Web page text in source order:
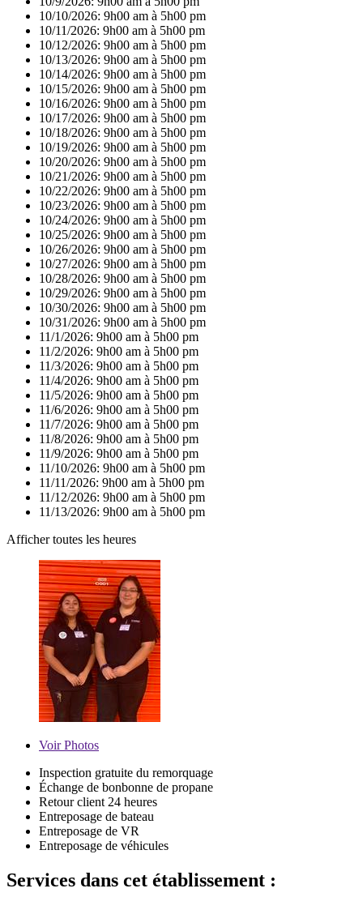
10/10/2026: 9h00 am à 5h00 pm
10/11/2026: 9h00 am à 5h00 pm
10/12/2026: 9h00 am à 5h00 pm
10/13/2026: 9h00 am à 5h00 pm
10/14/2026: 9h00 am à 5h00 pm
10/15/2026: 9h00 am à 5h00 pm
10/16/2026: 9h00 am à 5h00 pm
10/17/2026: 9h00 am à 5h00 pm
10/18/2026: 9h00 am à 5h00 pm
10/19/2026: 9h00 am à 5h00 pm
10/20/2026: 9h00 am à 5h00 pm
10/21/2026: 9h00 am à 5h00 pm
10/22/2026: 9h00 am à 5h00 pm
10/23/2026: 9h00 am à 5h00 pm
10/24/2026: 9h00 am à 5h00 pm
10/25/2026: 9h00 am à 5h00 pm
10/26/2026: 9h00 am à 5h00 pm
10/27/2026: 9h00 am à 5h00 pm
10/28/2026: 9h00 am à 5h00 pm
10/29/2026: 9h00 am à 5h00 pm
10/30/2026: 9h00 am à 5h00 pm
10/31/2026: 9h00 am à 5h00 pm
11/1/2026: 9h00 am à 5h00 pm
11/2/2026: 9h00 am à 5h00 pm
11/3/2026: 9h00 am à 5h00 pm
11/4/2026: 9h00 am à 5h00 pm
11/5/2026: 9h00 am à 5h00 pm
11/6/2026: 9h00 am à 5h00 pm
11/7/2026: 9h00 am à 5h00 pm
11/8/2026: 9h00 am à 5h00 pm
11/9/2026: 9h00 am à 5h00 pm
11/10/2026: 9h00 am à 5h00 pm
11/11/2026: 9h00 am à 5h00 pm
11/12/2026: 9h00 am à 5h00 pm
11/13/2026: 9h00 am à 5h00 pm
Afficher toutes les heures
VoirPhotos
Inspection gratuite du remorquage
Échange de bonbonne de propane
Retour client 24 heures
Entreposage de bateau
Entreposage de VR
Entreposage de véhicules
Services dans cet établissement :